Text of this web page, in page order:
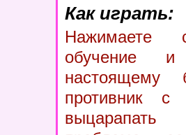
Как играть:
Нажимаете
обучение и
противник с